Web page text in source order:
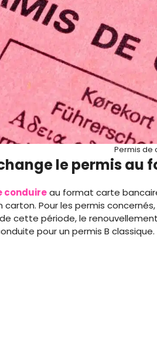
Permis de
le permis
conduireau format carte
Pour les permis
de cette période, le
pour un permis B classique.